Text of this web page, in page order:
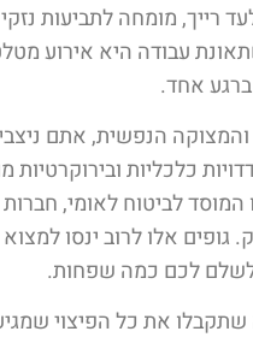
רייך, מומחה לתביעות
עבודה היא אירוע
אחד.
הנפשית, אתם
כלכליות ובירוקרטיות
המוסד לביטוח לאומי,
גופים אלו לרוב ינסו
לכם כמה שפחות.
שתקבלו את כל הפיצוי